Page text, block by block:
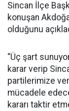
Sincan İlçe
konuşan
olduğunu
“Üç şart
karar verip
partilerimize
mücadele
kararı taktir